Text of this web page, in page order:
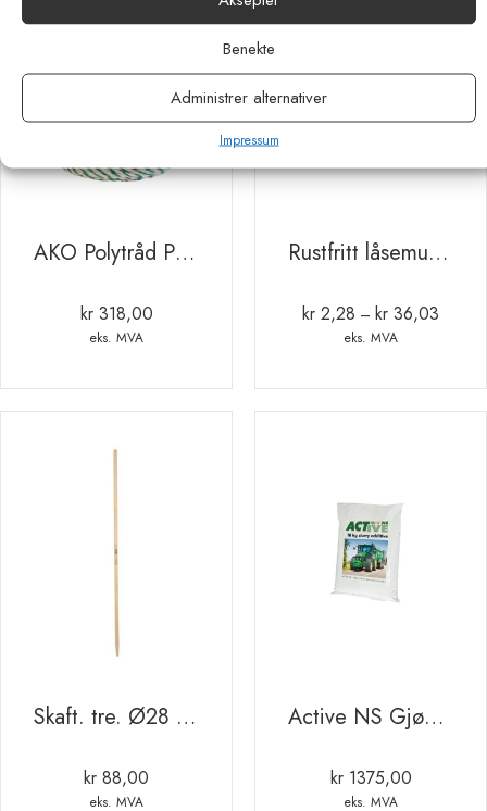
Benekte
Administrer alternativer
Impressum
AKO Polytråd Premium Line 250 m. hvit / grønn
kr318,00
eks. MVA
Rustfritt låsemutter
kr 2,28 – kr 36,03
kr
eks. MVA
Skaft. tre. Ø28 160cm. osp
kr 88,00
eks. MVA
Active NS Gjødselsaktivator 10kg sekk
kr1375,00
eks. MVA